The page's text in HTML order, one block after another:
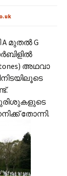
A മുതല്‍ G
അഥവാ
തോന്നി.